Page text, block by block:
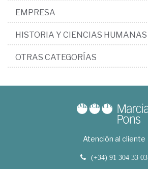
EMPRESA
HISTORIA Y CIENCIAS HUMANAS
OTRAS CATEGORÍAS
Atención al cliente
(+34) 91 304 33 03